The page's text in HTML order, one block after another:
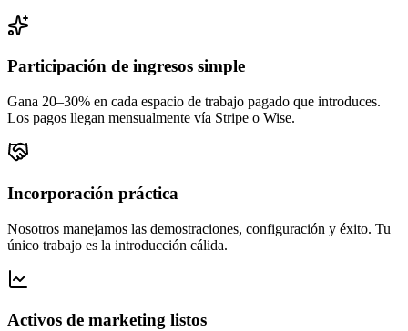
Participación de ingresos simple
Gana 20–30% en cada espacio de trabajo pagado que introduces.
Los pagos llegan mensualmente vía Stripe o Wise.
Incorporación práctica
Nosotros manejamos las demostraciones, configuración y éxito. Tu
único trabajo es la introducción cálida.
Activos de marketing listos